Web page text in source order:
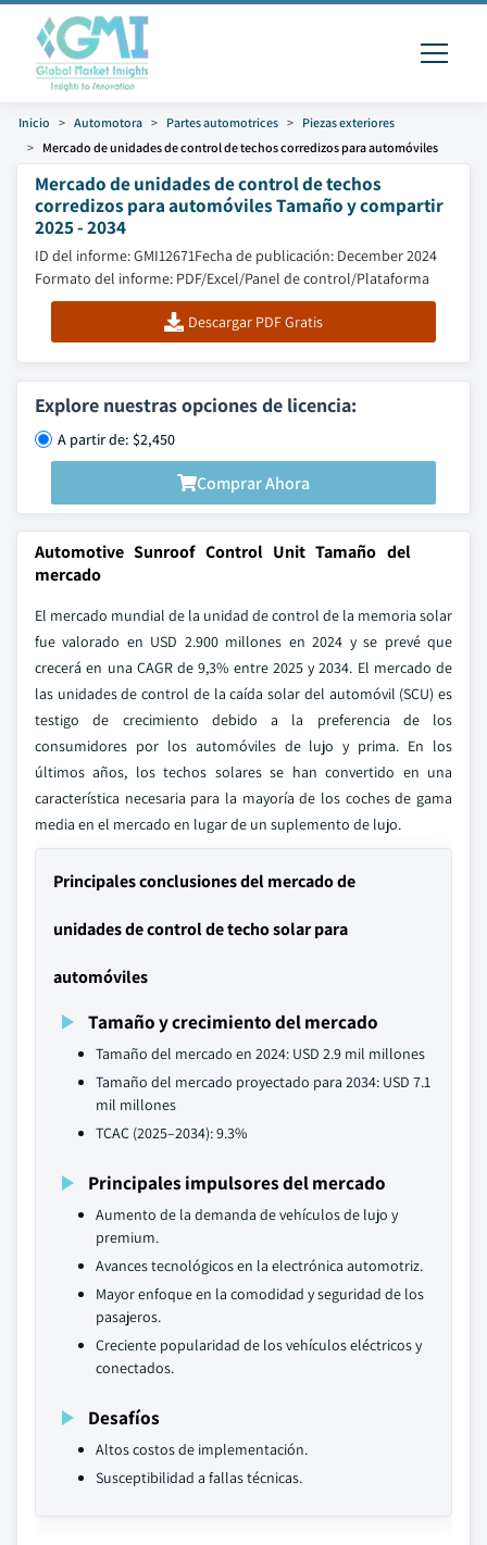
Inicio Automotora Partes automotrices
Piezas exteriores
Mercado de unidades de control de techos corredizos para automóviles
Mercado de unidades de control de techos
corredizos para automóviles Tamaño y compartir
2025 - 2034
ID del informe: GMI12671Fecha de publicación: December 2024
Formato del informe: PDF/Excel/Panel de control/Plataforma
Descargar PDF Gratis
Explore nuestras opciones de licencia:
A partir de: $2,450
Comprar Ahora
Automotive Sunroof Control Unit Tamaño del
mercado
El mercado mundial de la unidad de control de la memoria solar
fue valorado en USD 2.900 millones en 2024 y se prevé que
crecerá en una CAGR de 9,3% entre 2025 y 2034. El mercado de
las unidades de control de la caída solar del automóvil (SCU) es
testigo de crecimiento debido a la preferencia de los
consumidores por los automóviles de lujo y prima. En los
últimos años, los techos solares se han convertido en una
característica necesaria para la mayoría de los coches de gama
media en el mercado en lugar de un suplemento de lujo.
Principales conclusiones del mercado de
unidades de control de techo solar para
automóviles
Tamaño y crecimiento del mercado
Tamaño del mercado en 2024: USD 2.9 mil millones
Tamaño del mercado proyectado para 2034: USD 7.1
mil millones
TCAC (2025–2034): 9.3%
Principales impulsores del mercado
Aumento de la demanda de vehículos de lujo y
premium.
Avances tecnológicos en la electrónica automotriz.
Mayor enfoque en la comodidad y seguridad de los
pasajeros.
Creciente popularidad de los vehículos eléctricos y
conectados.
Desafíos
Altos costos de implementación.
Susceptibilidad a fallas técnicas.